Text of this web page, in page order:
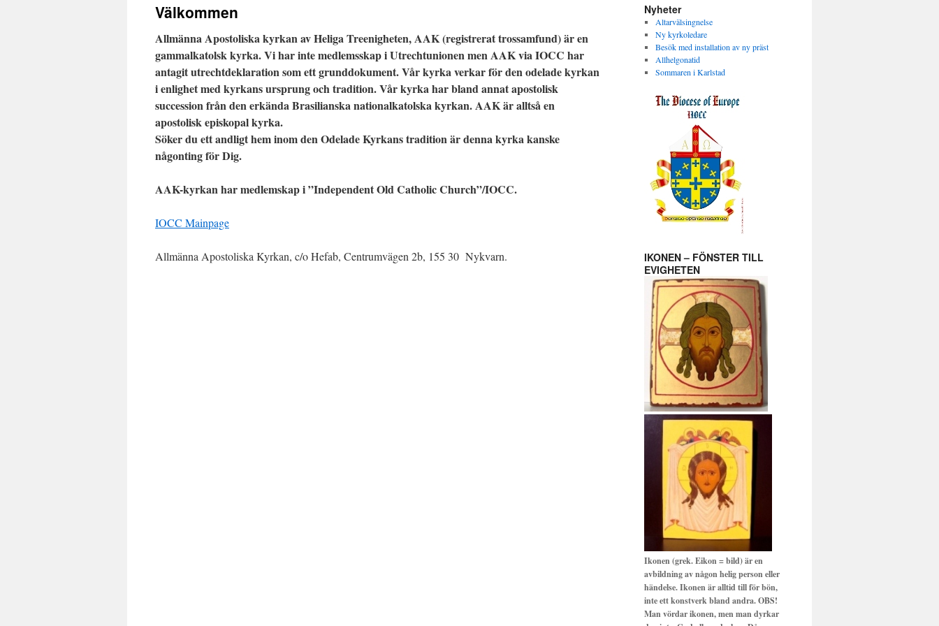
Välkommen
Allmänna Apostoliska kyrkan av Heliga Treenigheten, AAK (registrerat trossamfund) är en
gammalkatolsk kyrka. Vi har inte medlemsskap i Utrechtunionen men AAK via IOCC har
antagit utrechtdeklaration som ett grunddokument. Vår kyrka verkar för den odelade kyrkan
i enlighet med kyrkans ursprung och tradition. Vår kyrka har bland annat apostolisk
succession från den erkända Brasilianska nationalkatolska kyrkan. AAK är alltså en
apostolisk episkopal kyrka.
Söker du ett andligt hem inom den Odelade Kyrkans tradition är denna kyrka kanske
någonting för Dig.
AAK-kyrkan har medlemskap i ”Independent Old Catholic Church”/IOCC.
IOCC Mainpage
Allmänna Apostoliska Kyrkan, c/o Hefab, Centrumvägen 2b, 155 30 Nykvarn.
Nyheter
Altarvälsingnelse
Ny kyrkoledare
Besök med installation av ny präst
Allhelgonatid
Sommaren i Karlstad
IKONEN – FÖNSTER TILL
EVIGHETEN
Ikonen (grek. Eikon = bild) är en
avbildning av någon helig person eller
händelse. Ikonen är alltid till för bön,
inte ett konstverk bland andra. OBS!
Man vördar ikonen, men man dyrkar